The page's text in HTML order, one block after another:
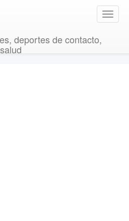
T
o
deportes de contacto,